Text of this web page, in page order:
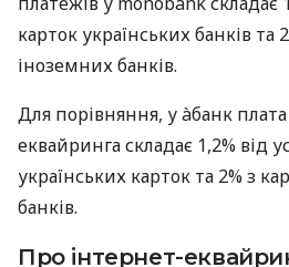
карток українських банків та
іноземних банків.
Для порівняння, у àбанк плата
еквайринга складає 1,2% від
українських карток та 2% з
банків.
Про інтернет-